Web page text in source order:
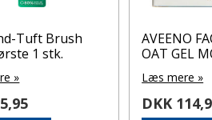
Tuft Brush
1 stk.
»
AVEENO
OAT GEL
Læs mere »
DKK